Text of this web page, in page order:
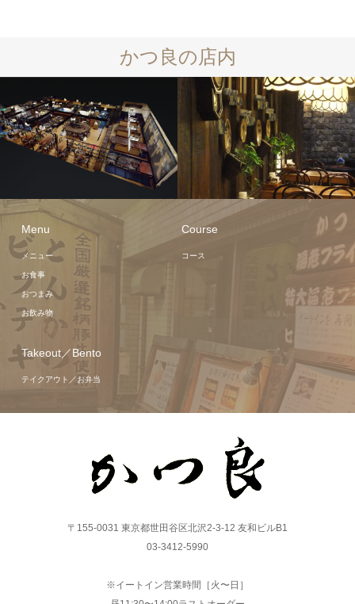
かつ良の店内
Menu
メニュー
お食事
おつまみ
お飲み物
Course
コース
Takeout／Bento
テイクアウト／お弁当
〒155-0031 東京都世田谷区北沢2-3-12 友和ビルB1
03-3412-5990
※イートイン営業時間［火〜日］